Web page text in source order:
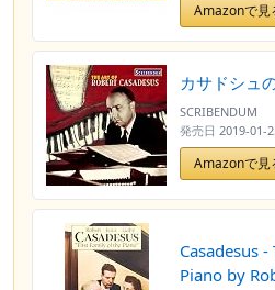
Amazonで見
カサドシュ
SCRIBENDUM
発売日 2019-01-
Amazonで見
Casadesus
Piano by